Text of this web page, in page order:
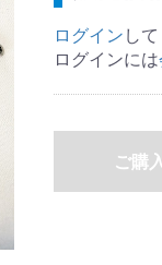
ログイン して
ログインには
ご購